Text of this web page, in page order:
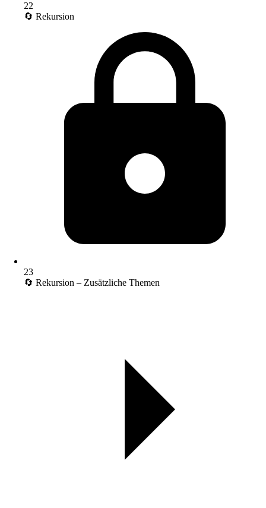
22
🔄 Rekursion
23
🔄 Rekursion – Zusätzliche Themen